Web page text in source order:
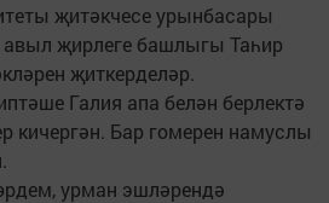
җитәкчесе урынбасары
җирлеге башлыгы Таһир
җиткерделәр.
Галия апа белән берлектә
кичергән. Бар гомерен намуслы
урман эшләрендә